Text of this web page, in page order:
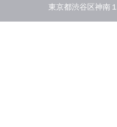
東京都渋谷区神南